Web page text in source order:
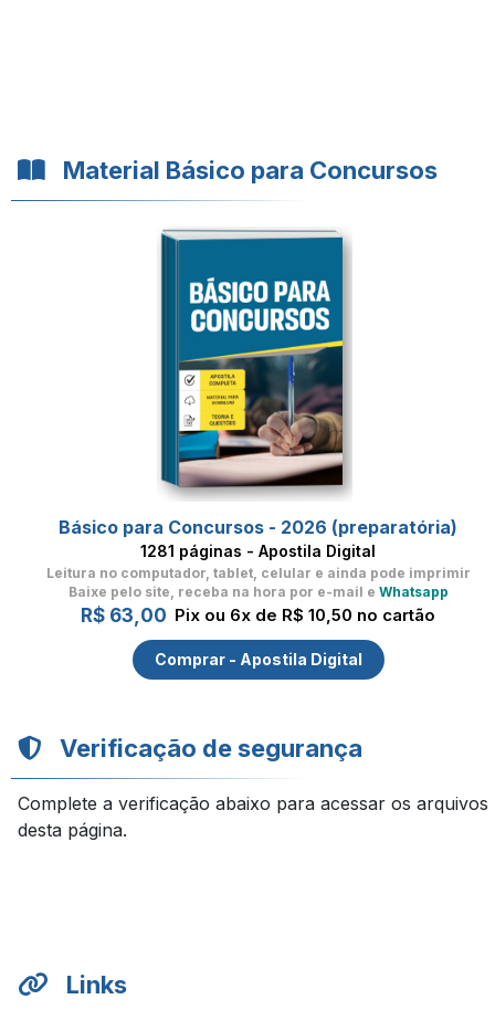
Material Básico para Concursos
Básico para Concursos - 2026 (preparatória)
1281 páginas - Apostila Digital
Leitura no computador, tablet, celular e ainda pode imprimir
Baixe pelo site, receba na hora por e-mail e Whatsapp
R$ 63,00 Pix ou 6x de R$ 10,50 no cartão
Comprar - Apostila Digital
Verificação de segurança
Complete a verificação abaixo para acessar os arquivos
desta página.
Links